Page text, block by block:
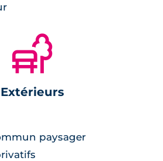
🌲
Extérieurs
paysager